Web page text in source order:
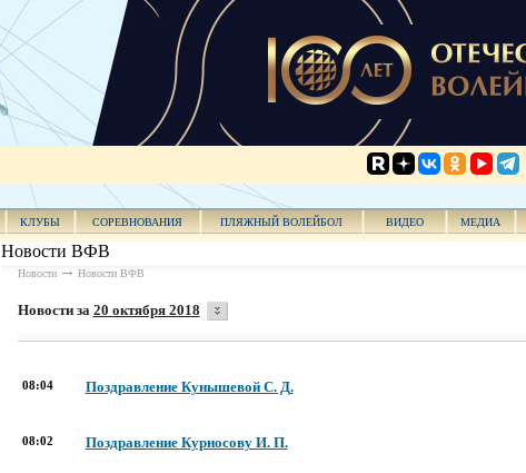
КЛУБЫ СОРЕВНОВАНИЯ ПЛЯЖНЫЙ ВОЛЕЙБОЛ ВИДЕО МЕДИА
Новости ВФВ
Новости Новости ВФВ
Новости за 20 октября 2018
08:04 Поздравление Кунышевой С. Д.
08:02 Поздравление Курносову И. П.